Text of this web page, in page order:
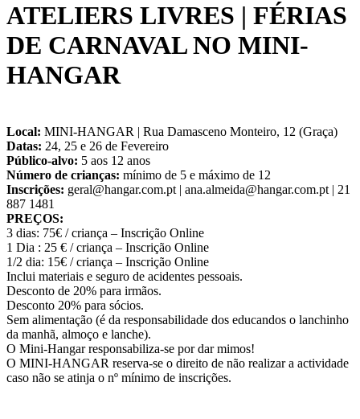
ATELIERS LIVRES | FÉRIAS
DE CARNAVAL NO MINI-
HANGAR
Local: MINI-HANGAR | Rua Damasceno Monteiro, 12 (Graça)
Datas: 24, 25 e 26 de Fevereiro
Público-alvo: 5 aos 12 anos
Número de crianças: mínimo de 5 e máximo de 12
Inscrições: geral@hangar.com.pt | ana.almeida@hangar.com.pt | 21
887 1481
PREÇOS:
3 dias: 75€ / criança – Inscrição Online
1 Dia : 25 € / criança – Inscrição Online
1/2 dia: 15€ / criança – Inscrição Online
Inclui materiais e seguro de acidentes pessoais.
Desconto de 20% para irmãos.
Desconto 20% para sócios.
Sem alimentação (é da responsabilidade dos educandos o lanchinho
da manhã, almoço e lanche).
O Mini-Hangar responsabiliza-se por dar mimos!
O MINI-HANGAR reserva-se o direito de não realizar a actividade
caso não se atinja o nº mínimo de inscrições.